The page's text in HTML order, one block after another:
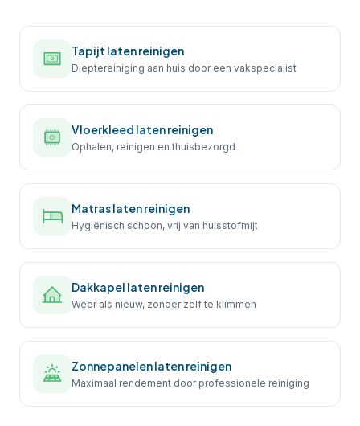
Tapijt laten reinigen
Dieptereiniging aan huis door een vakspecialist
Vloerkleed laten reinigen
Ophalen, reinigen en thuisbezorgd
Matras laten reinigen
Hygiënisch schoon, vrij van huisstofmijt
Dakkapel laten reinigen
Weer als nieuw, zonder zelf te klimmen
Zonnepanelen laten reinigen
Maximaal rendement door professionele reiniging